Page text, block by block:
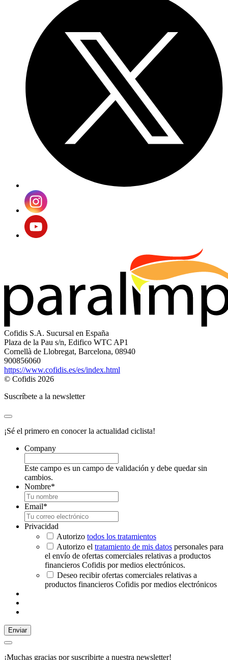
Cofidis S.A. Sucursal en España
Plaza de la Pau s/n, Edifico WTC AP1
Cornellà de Llobregat, Barcelona, 08940
900856060
https://www.cofidis.es/es/index.html
© Cofidis 2026
Suscríbete a la newsletter
¡Sé el primero en conocer la actualidad ciclista!
Company
Este campo es un campo de validación y debe quedar sin
cambios.
Nombre*
Email*
Privacidad
Autorizo todos los tratamientos
Autorizo el tratamiento de mis datos personales para
el envío de ofertas comerciales relativas a productos
financieros Cofidis por medios electrónicos.
Deseo recibir ofertas comerciales relativas a
productos financieros Cofidis por medios electrónicos
Enviar
¡Muchas gracias por suscribirte a nuestra newsletter!